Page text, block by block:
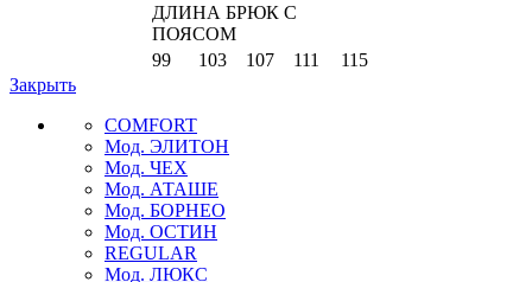
ДЛИНА БРЮК С
ПОЯСОМ
99
103 107 111
115
Закрыть
COMFORT
Мод. ЭЛИТОН
Мод. ЧЕХ
Мод. АТАШЕ
Мод. БОРНЕО
Мод. ОСТИН
REGULAR
Мод. ЛЮКС